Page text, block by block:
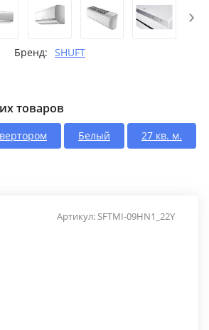
›
Бренд: SHUFT
товаров
Белый
27 кв. м.
Артикул: SFTMI-09HN1_22Y